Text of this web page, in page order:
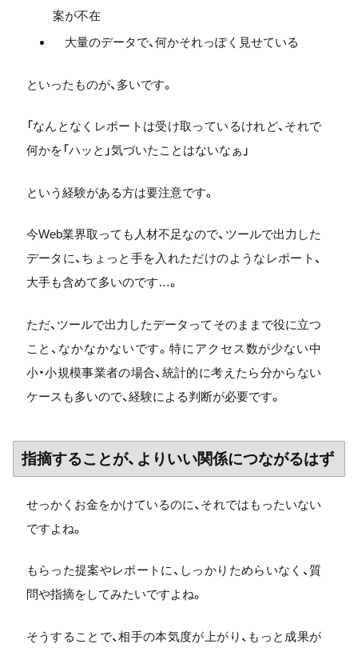
案が不在
大量のデータで、何かそれっぽく見せている
といったものが、多いです。
「なんとなくレポートは受け取っているけれど、それで
何かを「ハッと」気づいたことはないなぁ」
という経験がある方は要注意です。
今Web業界取っても人材不足なので、ツールで出力した
データに、ちょっと手を入れただけのようなレポート、
大手も含めて多いのです…。
ただ、ツールで出力したデータってそのままで役に立つ
こと、なかなかないです。特にアクセス数が少ない中
小・小規模事業者の場合、統計的に考えたら分からない
ケースも多いので、経験による判断が必要です。
指摘することが、よりいい関係につながるはず
せっかくお金をかけているのに、それではもったいない
ですよね。
もらった提案やレポートに、しっかりためらいなく、質
問や指摘をしてみたいですよね。
そうすることで、相手の本気度が上がり、もっと成果が